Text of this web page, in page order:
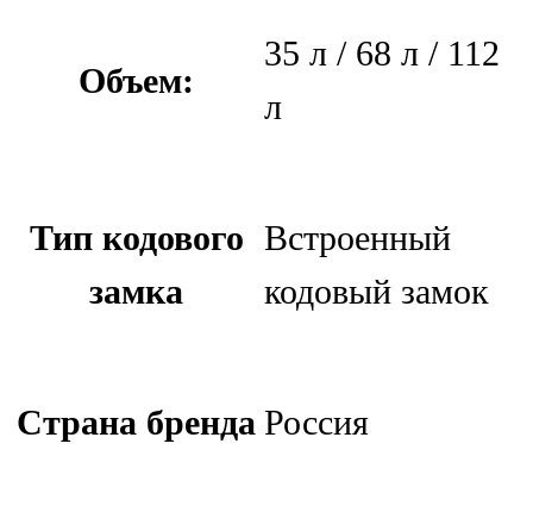
Объем:
35 л / 68 л / 112
л
Тип кодового
замка
Встроенный
кодовый замок
Страна бренда Россия